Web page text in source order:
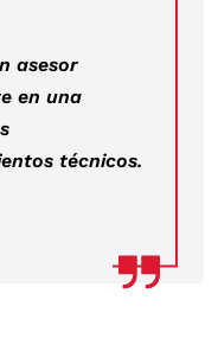
asesor
en una
técnicos.